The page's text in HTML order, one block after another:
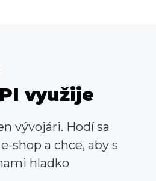
využije
vývojári. Hodí sa
shop a chce, aby s
hladko